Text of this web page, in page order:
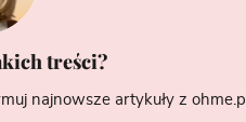
treści?
najnowsze artykuły z ohme.pl.